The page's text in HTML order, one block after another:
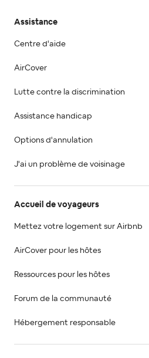
Assistance
Centre d'aide
AirCover
Lutte contre la discrimination
Assistance handicap
Options d'annulation
J'ai un problème de voisinage
Accueil de voyageurs
Mettez votre logement sur Airbnb
AirCover pour les hôtes
Ressources pour les hôtes
Forum de la communauté
Hébergement responsable